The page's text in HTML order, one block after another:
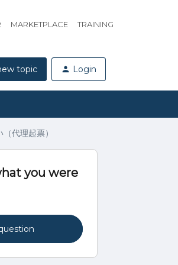
MARKETPLACE TRAINING
topic Login
代理起票）
you were